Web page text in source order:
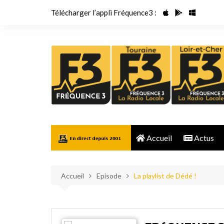
Télécharger l’appli Fréquence3 :
Accueil Actus
Accueil Episode La playlist de Dédé !